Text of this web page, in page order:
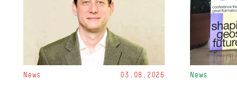
News 03.08.2026 News